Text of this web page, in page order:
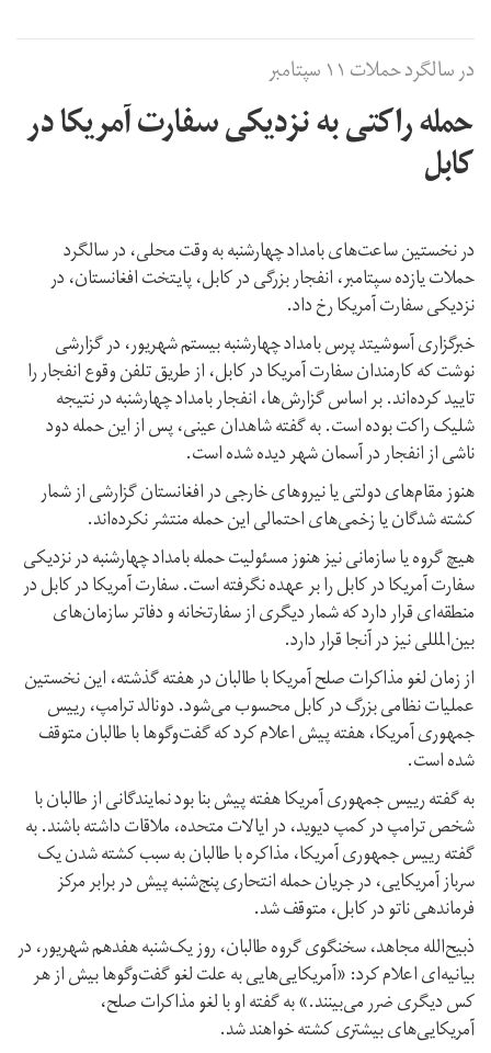
در سالگرد حملات ۱۱ سپتامبر
حمله راکتی به نزدیکی سفارت آمریکا در
کابل
در نخستین ساعت‌های بامداد چهارشنبه به وقت محلی، در سالگرد
حملات یازده سپتامبر، انفجار بزرگی در کابل، پایتخت افغانستان، در
نزدیکی سفارت آمریکا رخ داد.
خبرگزاری آسوشیتد پرس بامداد چهارشنبه بیستم شهریور، در گزارشی
نوشت كه كارمندان سفارت آمریکا در کابل، از طریق تلفن وقوع انفجار را
تایید کرده‌اند. بر اساس گزارش‌ها، انفجار بامداد چهارشنبه در نتیجه
شلیک راکت بوده است. به گفته شاهدان عینی، پس از این حمله دود
ناشی از انفجار در آسمان شهر دیده شده است.
هنوز مقام‌های دولتی یا نیروهای خارجی در افغانستان گزارشی از شمار
کشته شدگان یا زخمی‌های احتمالی این حمله منتشر نکرده‌اند.
هیچ گروه یا سازمانی نیز هنوز مسئولیت حمله بامداد چهارشنبه در نزدیکی
سفارت آمریکا در کابل را بر عهده نگرفته است. سفارت آمریکا در کابل در
منطقه‌ای قرار دارد که شمار دیگری از سفارتخانه و دفاتر سازمان‌های
بین‌المللی نیز در آنجا قرار دارد.
از زمان لغو مذاکرات صلح آمریکا با طالبان در هفته گذشته، این نخستین
عملیات نظامی بزرگ در کابل محسوب می‌شود. دونالد ترامپ، رییس
جمهوری آمریکا، هفته پیش اعلام کرد که گفت‌وگوها با طالبان متوقف
شده است.
به گفته رییس جمهوری آمریکا هفته پیش بنا بود نمایندگانی از طالبان با
شخص ترامپ در کمپ دیوید، در ایالات متحده، ملاقات داشته باشند. به
گفته رییس جمهوری آمریکا، مذاکره با طالبان به سبب کشته شدن یک
سرباز آمریکایی، در جریان حمله انتحاری پنج‌شنبه پیش در برابر مرکز
فرماندهی ناتو در کابل، متوقف شد.
ذبیح‌الله مجاهد، سخنگوی گروه طالبان، روز یک‌شنبه هفدهم شهریور، در
بیانیه‌ای اعلام کرد: «آمریکایی‌هایی به علت لغو گفت‌وگوها بیش از هر
کس دیگری ضرر می‌بینند.» به گفته او با لغو مذاکرات صلح،
آمریکایی‌های بیشتری کشته خواهند شد.